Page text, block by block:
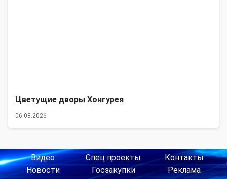
Цветущие дворы Хонгурея
06.08.2026
Видео
Новости
Спец проекты
Госзакупки
Контакты
Реклама